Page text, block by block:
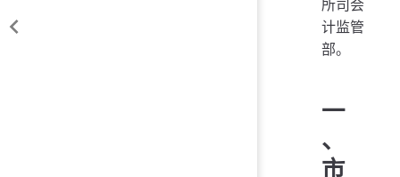
所司会
计监管
部。
一
、
市